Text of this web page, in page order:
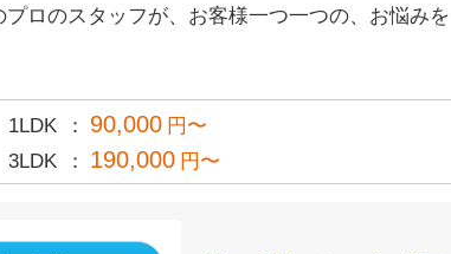
ロのスタッフが、お客様一つ一つの、お悩みを
1LDK 90,000 円〜
3LDK 190,000 円〜